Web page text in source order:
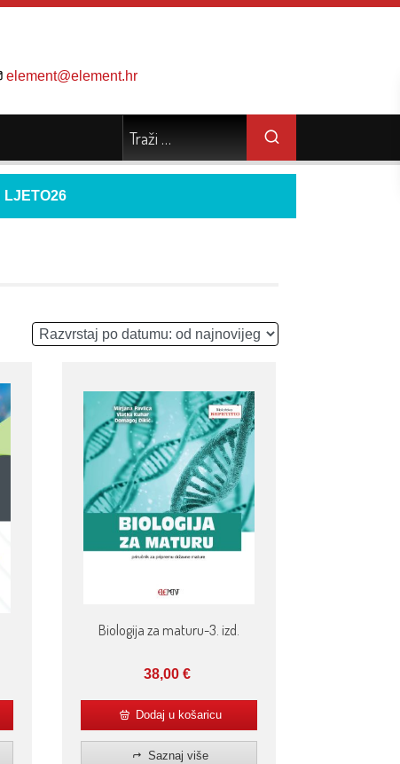
element@element.hr
LJETO26
Biologija za maturu-3. izd.
38,00€
Dodaj u košaricu
Saznaj više